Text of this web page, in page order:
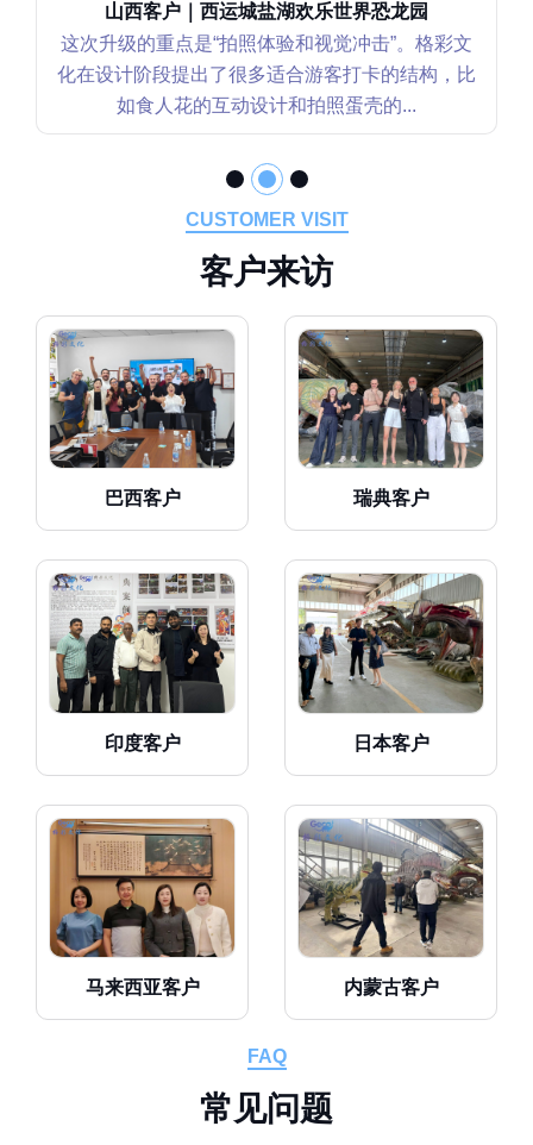
山西客户｜西运城盐湖欢乐世界恐龙园
这次升级的重点是“拍照体验和视觉冲击”。格彩文
化在设计阶段提出了很多适合游客打卡的结构，比
如食人花的互动设计和拍照蛋壳的...
CUSTOMER VISIT
客户来访
巴西客户 瑞典客户
印度客户 日本客户
马来西亚客户 内蒙古客户
FAQ
常 见问题